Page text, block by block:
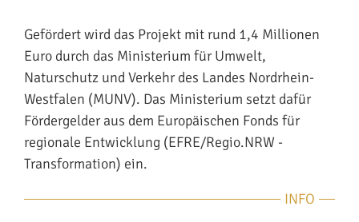
Gefördert wird das Projekt mit rund 1,4 Millionen
Euro durch das Ministerium für Umwelt,
Naturschutz und Verkehr des Landes Nordrhein-
Westfalen (MUNV). Das Ministerium setzt dafür
Fördergelder aus dem Europäischen Fonds für
regionale Entwicklung (EFRE/Regio.NRW -
Transformation) ein.
INFO